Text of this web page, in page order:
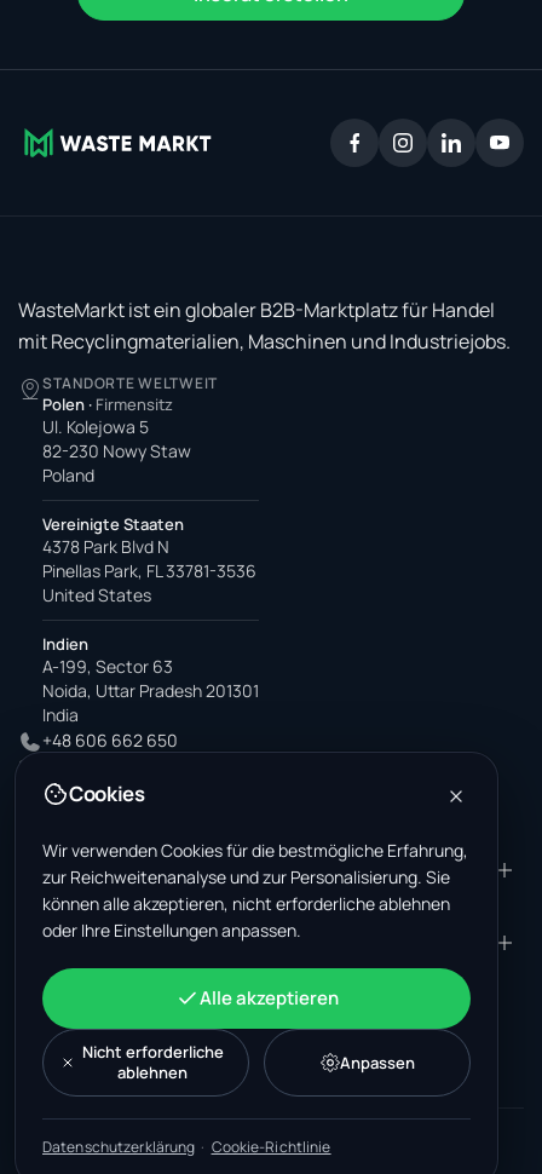
WasteMarkt ist ein globaler B2B-Marktplatz für Handel
mit Recyclingmaterialien, Maschinen und Industriejobs.
STANDORTE WELTWEIT
Polen · Firmensitz
Ul. Kolejowa 5
82-230 Nowy Staw
Poland
Vereinigte Staaten
4378 Park Blvd N
Pinellas Park, FL 33781-3536
United States
Indien
A-199, Sector 63
Noida, Uttar Pradesh 201301
India
+48 606 662 650
office@wastemarkt.com
PRODUKT
Marktplatz
Materialien — Verkauf
Materialien — Kauf
Jobs (USA)
Maschinen
Neuigkeiten
RESOURCES
Supplier Academy
Trust & Safety
Schrottmarkt Mexiko
Schrottmarkt Türkei
Recyclingmarkt Malaysia
UNTERNEHMEN
Über uns
Support
RECHTLICHES
Datenschutz
Cookie-Richtlinie
Cookie-Einstellungen
KONTO
Anmelden
Konto erstellen
Inserat erstellen
©2026WasteMarkt.Alle Rechte vorbehalten.
Cookies
Wir verwenden Cookies für die bestmögliche Erfahrung,
zur Reichweitenanalyse und zur Personalisierung. Sie
können alle akzeptieren, nicht erforderliche ablehnen
oder Ihre Einstellungen anpassen.
Alle akzeptieren
Nicht erforderliche
ablehnen
Anpassen
Datenschutzerklärung · Cookie-Richtlinie